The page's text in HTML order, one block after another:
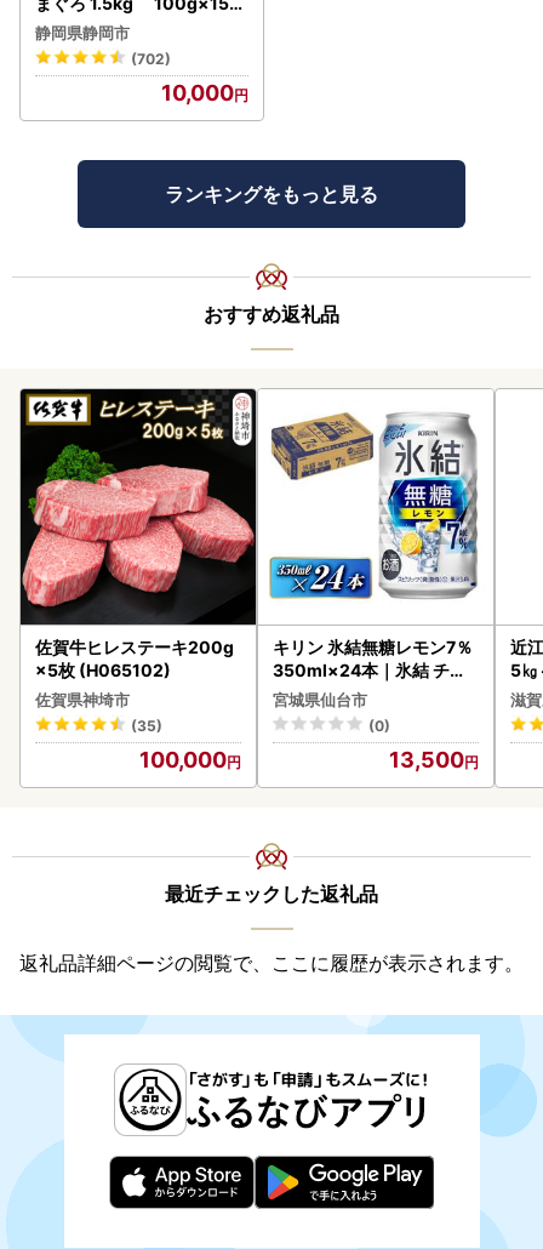
ック
静岡県静岡市
(702)
10,000
ランキングをもっと見る
おすすめ返礼品
佐賀牛ヒレステーキ200g
×5枚 (H065102)
佐賀県神埼市
(35)
100,000
キリン 氷結無糖レモン7％
350ml×24本｜氷結 チュ
ーハイ 仙台市
宮城県仙台市
(0)
13,500
近
5㎏
菜
滋
最近チェックした返礼品
返礼品詳細ページの閲覧で、ここに履歴が表示されます。